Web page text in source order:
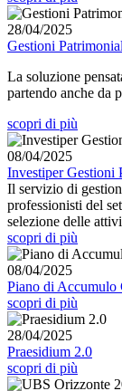
28/04/2025
Gestioni
La soluzione
partendo anche da
scopri di più
08/04/2025
Investiper Gestioni
Il servizio di
professionisti del
selezione delle
scopri di più
08/04/2025
Piano di Accumulo
scopri di più
28/04/2025
Praesidium 2.0
scopri di più